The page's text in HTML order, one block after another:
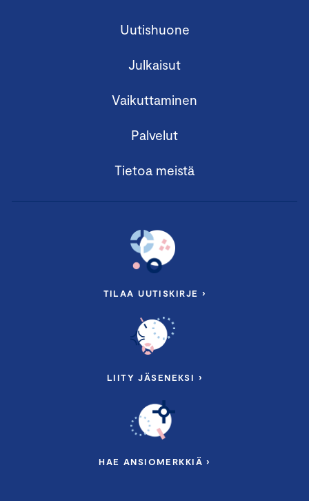
Uutishuone
Julkaisut
Vaikuttaminen
Palvelut
Tietoa meistä
TILAA UUTISKIRJE ›
LIITY JÄSENEKSI ›
HAE ANSIOMERKKIÄ ›